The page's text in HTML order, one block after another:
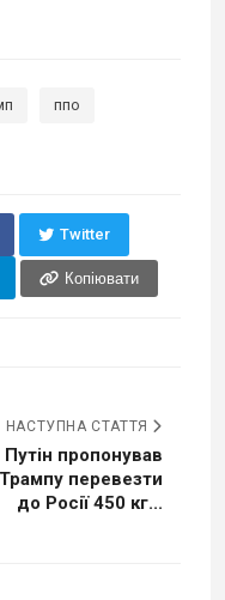
ппо
Twitter
Копіювати
НАСТУПНА СТАТТЯ
Путін пропонував
Трампу перевезти
до Росії 450 кг...